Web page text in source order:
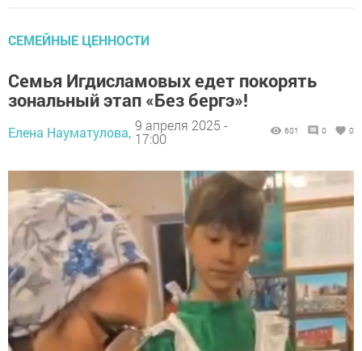
СЕМЕЙНЫЕ ЦЕННОСТИ
Семья Игдисламовых едет покорять
зональный этап «Без бергэ»!
Елена Науматулова, 9 апреля 2025 -
17:00
601 0 0